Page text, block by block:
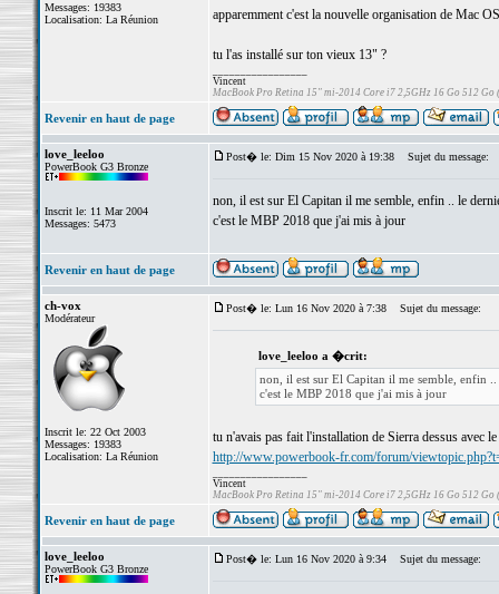
Messages: 19383
Localisation: La Réunion
apparemment c'est la nouvelle organisation de Mac
tu l'as installé sur ton vieux 13" ?
Vincent
MacBook Pro Retina 15" mi-2014 Core i7 2,5GHz 16 Go 512 Go
Revenir en haut de page
love_leeloo
PowerBook G3 Bronze
Inscrit le: 11 Mar 2004
Messages: 5473
Post� le: Dim 15 Nov 2020 à 19:38 Sujet du message:
non, il est sur El Capitan il me semble, enfin .. le
c'est le MBP 2018 que j'ai mis à jour
Revenir en haut de page
ch-vox
Modérateur
Inscrit le: 22 Oct 2003
Messages: 19383
Localisation: La Réunion
Post� le: Lun 16 Nov 2020 à 7:38 Sujet du message:
love_leeloo a �crit:
non, il est sur El Capitan il me semble, enfin
c'est le MBP 2018 que j'ai mis à jour
tu n'avais pas fait l'installation de Sierra dessus avec
http://www.powerbook-fr.com/forum/
Vincent
MacBook Pro Retina 15" mi-2014 Core i7 2,5GHz 16 Go 512 Go
Revenir en haut de page
love_leeloo
PowerBook G3 Bronze
Post� le: Lun 16 Nov 2020 à 9:34 Sujet du message: